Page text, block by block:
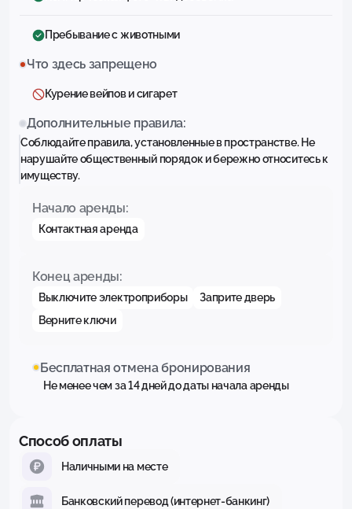
Пребывание с животными
Что здесь запрещено
Курение вейпов и сигарет
Дополнительные правила:
Соблюдайте правила, установленные в пространстве. Не
нарушайте общественный порядок и бережно относитесь к
имуществу.
Начало аренды:
Контактная аренда
Конец аренды:
Выключите электроприборы
Заприте дверь
Верните ключи
Бесплатная отмена бронирования
Не менее чем за 14 дней до даты начала аренды
Способ оплаты
Наличными на месте
Банковский перевод (интернет-банкинг)